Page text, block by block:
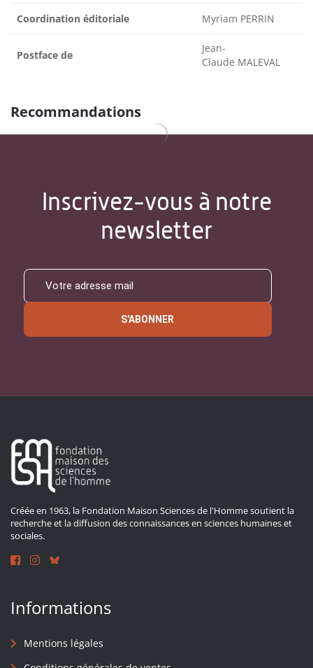
Coordination éditoriale Myriam PERRIN
Postface de
Jean-
Claude MALEVAL
Recommandations
Inscrivez-vous à notre
newsletter
S'ABONNER
Créée en 1963, la Fondation Maison Sciences de l'Homme soutient la
recherche et la diffusion des connaissances en sciences humaines et
sociales.
Informations
Mentions légales